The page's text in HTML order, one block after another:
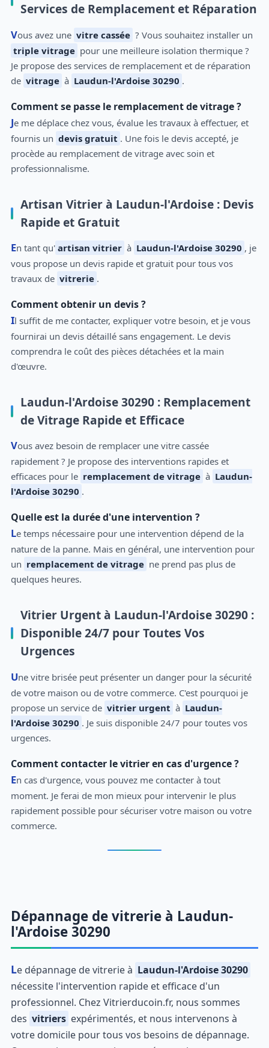
Services de Remplacement et Réparation
Vous avez une vitre cassée ? Vous souhaitez installer un
triple vitrage pour une meilleure isolation thermique ?
Je propose des services de remplacement et de réparation
de vitrage à Laudun-l'Ardoise 30290 .
Comment se passe le remplacement de vitrage ?
Je me déplace chez vous, évalue les travaux à effectuer, et
fournis un devis gratuit . Une fois le devis accepté, je
procède au remplacement de vitrage avec soin et
professionnalisme.
Artisan Vitrier à Laudun-l'Ardoise : Devis
Rapide et Gratuit
En tant qu' artisan vitrier à Laudun-l'Ardoise 30290 , je
vous propose un devis rapide et gratuit pour tous vos
travaux de vitrerie .
Comment obtenir un devis ?
Il suffit de me contacter, expliquer votre besoin, et je vous
fournirai un devis détaillé sans engagement. Le devis
comprendra le coût des pièces détachées et la main
d'œuvre.
Laudun-l'Ardoise 30290 : Remplacement
de Vitrage Rapide et Efficace
Vous avez besoin de remplacer une vitre cassée
rapidement ? Je propose des interventions rapides et
efficaces pour le remplacement de vitrage à Laudun-
l'Ardoise 30290 .
Quelle est la durée d'une intervention ?
Le temps nécessaire pour une intervention dépend de la
nature de la panne. Mais en général, une intervention pour
un remplacement de vitrage ne prend pas plus de
quelques heures.
Vitrier Urgent à Laudun-l'Ardoise 30290 :
Disponible 24/7 pour Toutes Vos
Urgences
Une vitre brisée peut présenter un danger pour la sécurité
de votre maison ou de votre commerce. C'est pourquoi je
propose un service de vitrier urgent à Laudun-
l'Ardoise 30290 . Je suis disponible 24/7 pour toutes vos
urgences.
Comment contacter le vitrier en cas d'urgence ?
En cas d'urgence, vous pouvez me contacter à tout
moment. Je ferai de mon mieux pour intervenir le plus
rapidement possible pour sécuriser votre maison ou votre
commerce.
Dépannage de vitrerie à Laudun-
l'Ardoise 30290
Le dépannage de vitrerie à Laudun-l'Ardoise 30290
nécessite l'intervention rapide et efficace d'un
professionnel. Chez Vitrierducoin.fr, nous sommes
des vitriers expérimentés, et nous intervenons à
votre domicile pour tous vos besoins de dépannage.